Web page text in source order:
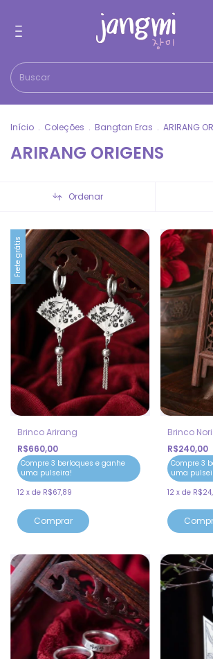
Início . Coleções . Bangtan Eras . ARIRANG
ARIRANG ORIGENS
Ordenar
Frete grátis
Brinco Arirang
R$660,00
Compre 3 berloques e ganhe
uma pulseira!
12 x de R$67,89
Brinco
R$240,00
Compre 3
uma
12 x de